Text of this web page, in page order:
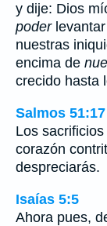
y dije: Dios
poderlevantar
nuestras
encima de
crecido hasta
Salmos 51:17
Los
corazón
despreciarás.
Isaías 5:5
Ahora pues,